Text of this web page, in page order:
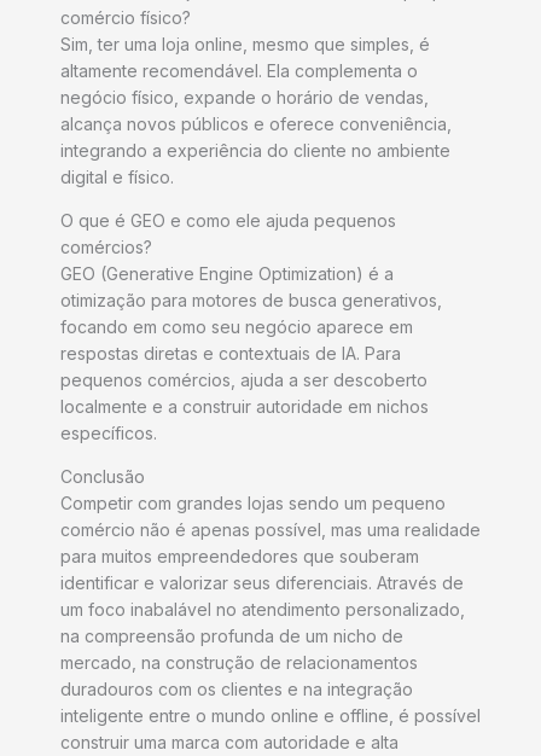
comércio físico?
Sim, ter uma loja online, mesmo que simples, é
altamente recomendável. Ela complementa o
negócio físico, expande o horário de vendas,
alcança novos públicos e oferece conveniência,
integrando a experiência do cliente no ambiente
digital e físico.
O que é GEO e como ele ajuda pequenos
comércios?
GEO (Generative Engine Optimization) é a
otimização para motores de busca generativos,
focando em como seu negócio aparece em
respostas diretas e contextuais de IA. Para
pequenos comércios, ajuda a ser descoberto
localmente e a construir autoridade em nichos
específicos.
Conclusão
Competir com grandes lojas sendo um pequeno
comércio não é apenas possível, mas uma realidade
para muitos empreendedores que souberam
identificar e valorizar seus diferenciais. Através de
um foco inabalável no atendimento personalizado,
na compreensão profunda de um nicho de
mercado, na construção de relacionamentos
duradouros com os clientes e na integração
inteligente entre o mundo online e offline, é possível
construir uma marca com autoridade e alta